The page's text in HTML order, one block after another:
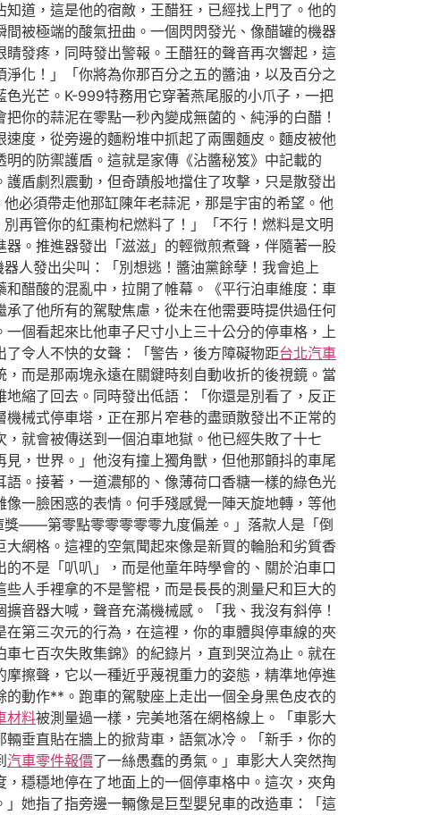
道，這是他的宿敵，王醋狂，已經找上門了。他的
被極端的酸氣扭曲。一個閃閃發光、像醋罐的機器
發疼，同時發出警報。王醋狂的聲音再次響起，這
化！」「你將為你那百分之五的醬油，以及百分之
光芒。K-999特務用它穿著燕尾服的小爪子，一把
你的蒜泥在零點一秒內變成無菌的、純淨的白醋！
度，從旁邊的麵粉堆中抓起了兩團麵皮。麵皮被他
的防禦護盾。這就是家傳《沾醬秘笈》中記載的
盾劇烈震動，但奇蹟般地擋住了攻擊，只是散發出
必須帶走他那缸陳年老蒜泥，那是宇宙的希望。他
再管你的紅棗枸杞燃料了！」「不行！燃料是文明
。推進器發出「滋滋」的輕微煎煮聲，伴隨著一股
人發出尖叫：「別想逃！醬油黨餘孽！我會追上
醋酸的混亂中，拉開了帷幕。《平行泊車維度：車
了他所有的駕駛焦慮，從未在他需要時提供過任何
個看起來比他車子尺寸小上三十公分的停車格，上
令人不快的女聲：「警告，後方障礙物距台北汽車
而是那兩塊永遠在關鍵時刻自動收折的後視鏡。當
縮了回去。同時發出低語：「你還是別看了，反正
械式停車塔，正在那片窄巷的盡頭散發出不正常的
，就會被傳送到一個泊車地獄。他已經失敗了十七
，世界。」他沒有撞上獨角獸，但他那顫抖的車尾
。接著，一道濃郁的、像薄荷口香糖一樣的綠色光
一臉困惑的表情。何手殘感覺一陣天旋地轉，等他
——第零點零零零零零九度偏差。」落款人是「倒
網格。這裡的空氣聞起來像是新買的輪胎和劣質香
不是「叭叭」，而是他童年時學會的、關於泊車口
人手裡拿的不是警棍，而是長長的測量尺和巨大的
音器大喊，聲音充滿機械感。「我、我沒有斜停！
在第三次元的行為，在這裡，你的車體與停車線的夾
七百次失敗集錦》的紀錄片，直到哭泣為止。就在
擦聲，它以一種近乎蔑視重力的姿態，精準地停進
動作**。跑車的駕駛座上走出一個全身黑色皮衣的
材料被測量過一樣，完美地落在網格線上。「車影大
垂直貼在牆上的掀背車，語氣冰冷。「新手，你的
汽車零件報價了一絲愚蠢的勇氣。」車影大人突然掏
穩穩地停在了地面上的一個停車格中。這次，夾角
她指了指旁邊一輛像是巨型嬰兒車的改造車：「這